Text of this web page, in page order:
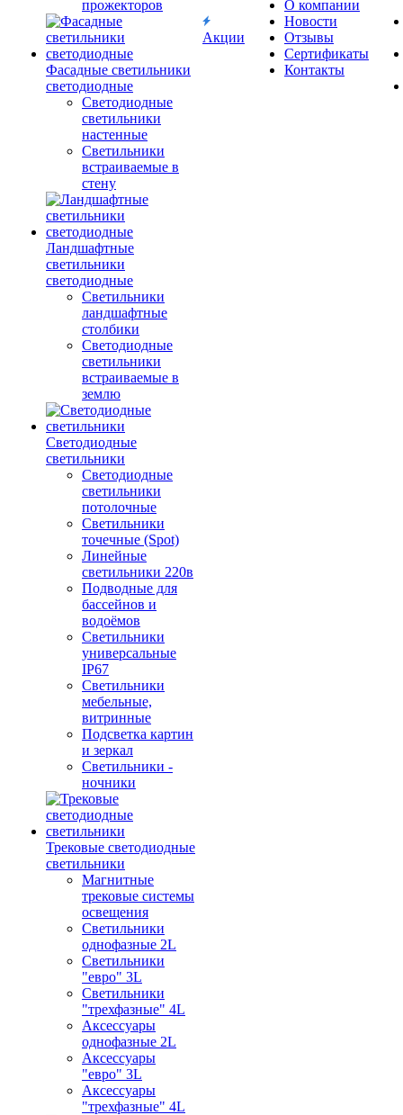
прожекторов
Фасадные светильники
светодиодные
Светодиодные
светильники
настенные
Светильники
встраиваемые в
стену
Ландшафтные
светильники
светодиодные
Светильники
ландшафтные
столбики
Светодиодные
светильники
встраиваемые в
землю
Светодиодные
светильники
Светодиодные
светильники
потолочные
Светильники
точечные (Spot)
Линейные
светильники 220в
Подводные для
бассейнов и
водоёмов
Светильники
универсальные
IP67
Светильники
мебельные,
витринные
Подсветка картин
и зеркал
Светильники -
ночники
Трековые светодиодные
светильники
Магнитные
трековые системы
освещения
Светильники
однофазные 2L
Светильники
"евро" 3L
Светильники
"трехфазные" 4L
Аксессуары
однофазные 2L
Аксессуары
"евро" 3L
Аксессуары
"трехфазные" 4L
Акции
О компании
Новости
Отзывы
Сертификаты
Контакты